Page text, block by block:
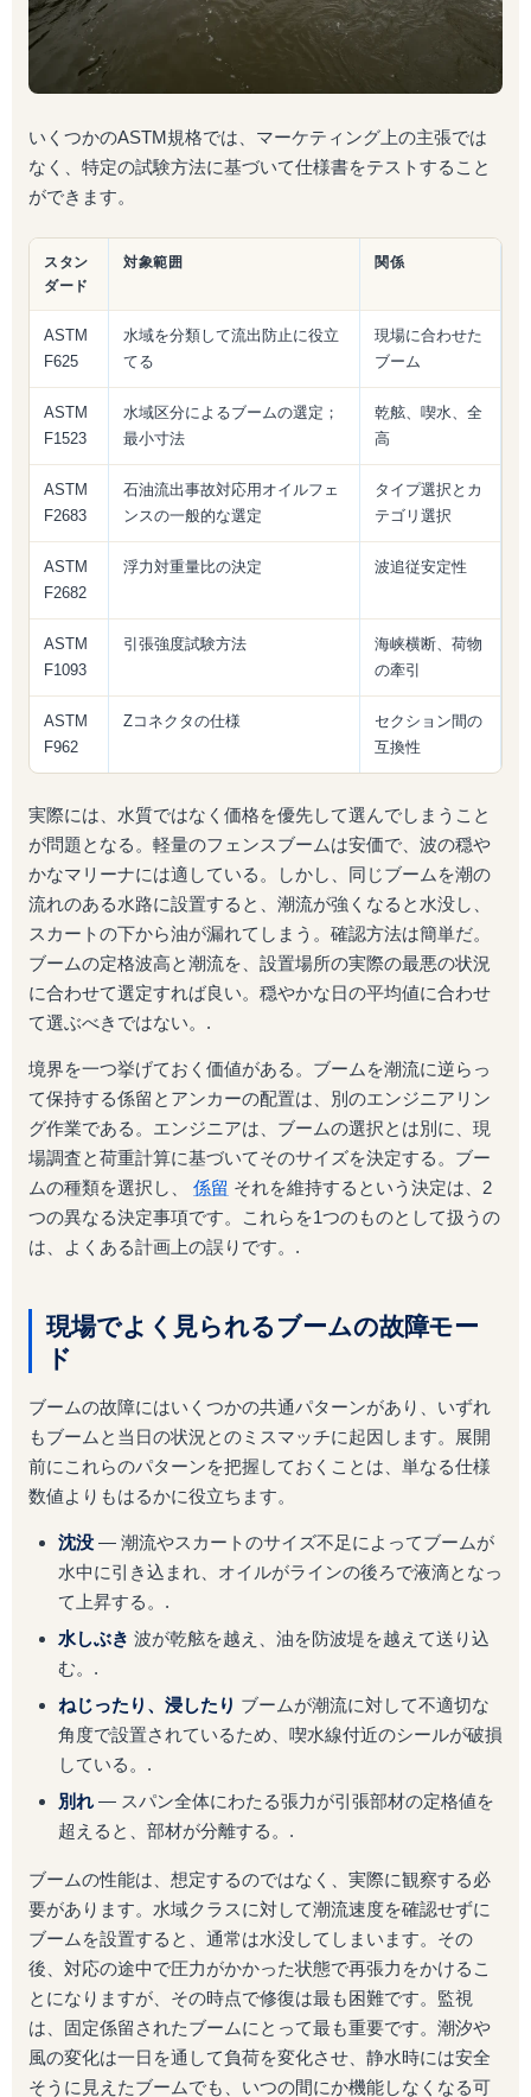
いくつかのASTM規格では、マーケティング上の主張では
なく、特定の試験方法に基づいて仕様書をテストすること
ができます。
スタン
ダード
対象範囲 関係
ASTM
F625
水域を分類して流出防止に役立
てる
現場に合わせた
ブーム
ASTM
F1523
水域区分によるブームの選定；
最小寸法
乾舷、喫水、全
高
ASTM
F2683
石油流出事故対応用オイルフェ
ンスの一般的な選定
タイプ選択とカ
テゴリ選択
ASTM
F2682
浮力対重量比の決定 波追従安定性
ASTM
F1093
引張強度試験方法
海峡横断、荷物
の牽引
ASTM
F962
Zコネクタの仕様
セクション間の
互換性
実際には、水質ではなく価格を優先して選んでしまうこと
が問題となる。軽量のフェンスブームは安価で、波の穏や
かなマリーナには適している。しかし、同じブームを潮の
流れのある水路に設置すると、潮流が強くなると水没し、
スカートの下から油が漏れてしまう。確認方法は簡単だ。
ブームの定格波高と潮流を、設置場所の実際の最悪の状況
に合わせて選定すれば良い。穏やかな日の平均値に合わせ
て選ぶべきではない。.
境界を一つ挙げておく価値がある。ブームを潮流に逆らっ
て保持する係留とアンカーの配置は、別のエンジニアリン
グ作業である。エンジニアは、ブームの選択とは別に、現
場調査と荷重計算に基づいてそのサイズを決定する。ブー
ムの種類を選択し、 係留 それを維持するという決定は、2
つの異なる決定事項です。これらを1つのものとして扱うの
は、よくある計画上の誤りです。.
現場でよく見られるブームの故障モー
ド
ブームの故障にはいくつかの共通パターンがあり、いずれ
もブームと当日の状況とのミスマッチに起因します。展開
前にこれらのパターンを把握しておくことは、単なる仕様
数値よりもはるかに役立ちます。
沈没― 潮流やスカートのサイズ不足によってブームが
水中に引き込まれ、オイルがラインの後ろで液滴となっ
て上昇する。.
水しぶき 波が乾舷を越え、油を防波堤を越えて送り込
む。.
ねじったり、浸したり ブームが潮流に対して不適切な
角度で設置されているため、喫水線付近のシールが破損
している。.
別れ― スパン全体にわたる張力が引張部材の定格値を
超えると、部材が分離する。.
ブームの性能は、想定するのではなく、実際に観察する必
要があります。水域クラスに対して潮流速度を確認せずに
ブームを設置すると、通常は水没してしまいます。その
後、対応の途中で圧力がかかった状態で再張力をかけるこ
とになりますが、その時点で修復は最も困難です。監視
は、固定係留されたブームにとって最も重要です。潮汐や
風の変化は一日を通して負荷を変化させ、静水時には安全
そうに見えたブームでも、いつの間にか機能しなくなる可